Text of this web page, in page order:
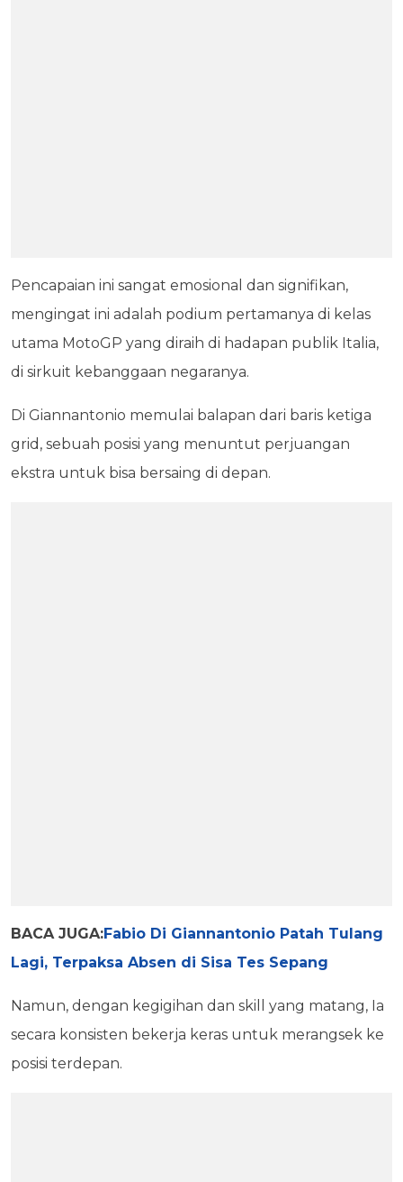
Pencapaian ini sangat emosional dan signifikan,
mengingat ini adalah podium pertamanya di kelas
utama MotoGP yang diraih di hadapan publik Italia,
di sirkuit kebanggaan negaranya.
Di Giannantonio memulai balapan dari baris ketiga
grid, sebuah posisi yang menuntut perjuangan
ekstra untuk bisa bersaing di depan.
BACA JUGA:Fabio Di Giannantonio Patah Tulang
Lagi, Terpaksa Absen di Sisa Tes Sepang
Namun, dengan kegigihan dan skill yang matang, Ia
secara konsisten bekerja keras untuk merangsek ke
posisi terdepan.